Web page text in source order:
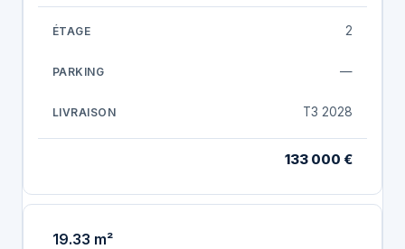
2
—
T3 2028
133 000 €
19.33 m²